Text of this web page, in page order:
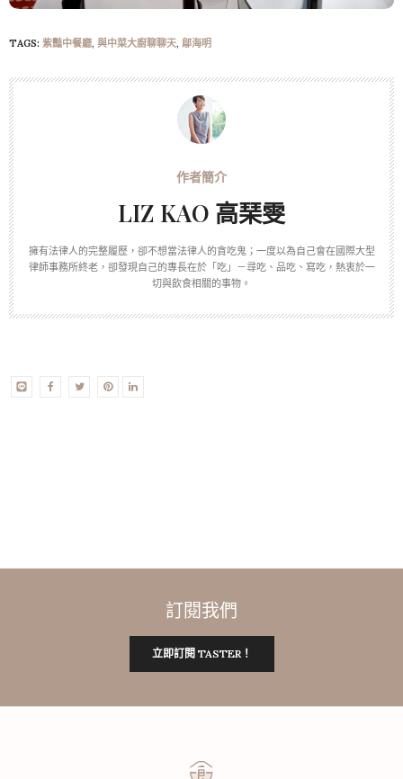
TAGS: 紫豔中餐廳, 與中菜大廚聊聊天, 鄔海明
LIZ KAO 高琹雯
擁有法律人的完整履歷，卻不想當法律人的貪吃鬼；一度以為自己會在國際大型
律師事務所終老，卻發現自己的專長在於「吃」－尋吃、品吃、寫吃，熱衷於一
切與飲食相關的事物。
訂閱我們
立即訂閱 TASTER！